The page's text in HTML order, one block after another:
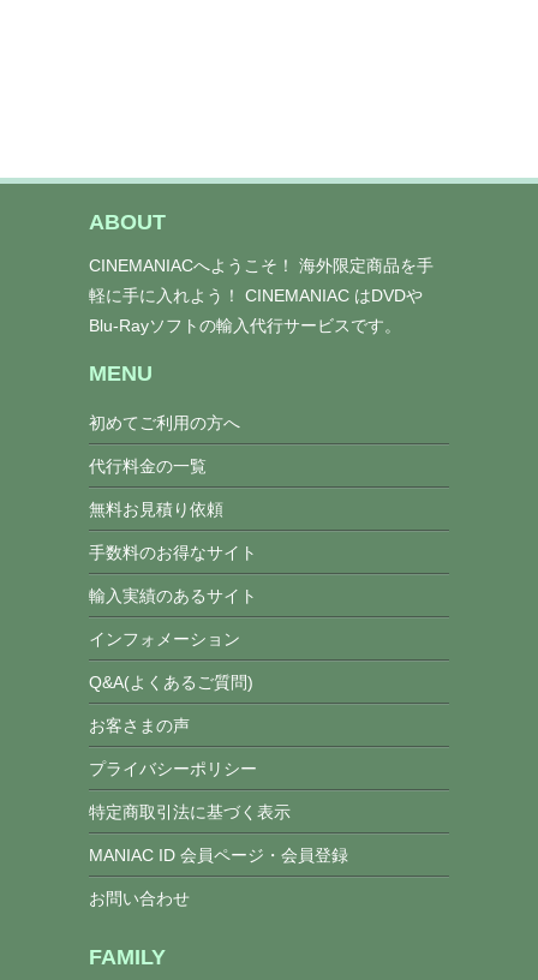
ABOUT
CINEMANIACへようこそ！ 海外限定商品を手
軽に手に入れよう！ CINEMANIAC はDVDや
Blu-Rayソフトの輸入代行サービスです。
MENU
初めてご利用の方へ
代行料金の一覧
無料お見積り依頼
手数料のお得なサイト
輸入実績のあるサイト
インフォメーション
Q&A(よくあるご質問)
お客さまの声
プライバシーポリシー
特定商取引法に基づく表示
MANIAC ID 会員ページ・会員登録
お問い合わせ
FAMILY